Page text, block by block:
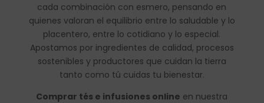
cada combinación con esmero, pensando en
quienes valoran el equilibrio entre lo saludable y lo
placentero, entre lo cotidiano y lo especial.
Apostamos por ingredientes de calidad, procesos
sostenibles y productores que cuidan la tierra
tanto como tú cuidas tu bienestar.
Comprar tés e infusiones online en nuestra